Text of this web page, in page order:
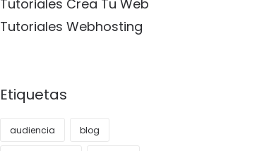
Tutoriales Crea Tu Web
Tutoriales Webhosting
Etiquetas
audiencia blog